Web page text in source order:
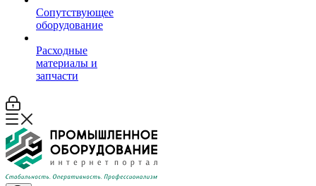
Сопутствующее
оборудование
Расходные
материалы и
запчасти